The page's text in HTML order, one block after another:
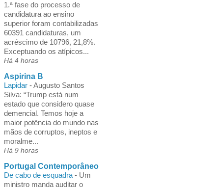
1.ª fase do processo de
candidatura ao ensino
superior foram contabilizadas
60391 candidaturas, um
acréscimo de 10796, 21,8%.
Exceptuando os atípicos...
Há 4 horas
Aspirina B
Lapidar -Augusto Santos
Silva: “Trump está num
estado que considero quase
demencial. Temos hoje a
maior potência do mundo nas
mãos de corruptos, ineptos e
moralme...
Há 9 horas
Portugal Contemporâneo
De cabo de esquadra - Um
ministro manda auditar o